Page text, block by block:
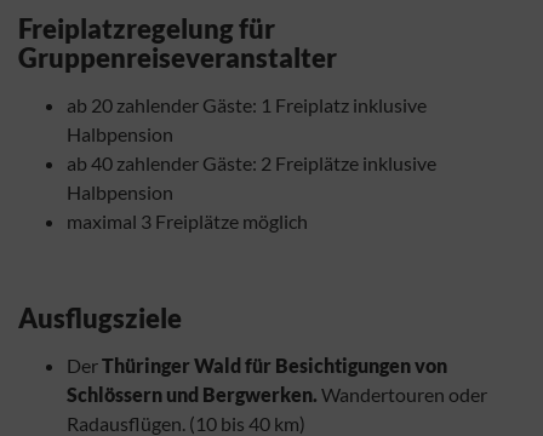
Freiplatzregelung für
Gruppenreiseveranstalter
ab 20 zahlender Gäste: 1 Freiplatz inklusive
Halbpension
ab 40 zahlender Gäste: 2 Freiplätze inklusive
Halbpension
maximal 3 Freiplätze möglich
Ausflugsziele
DerThüringer Wald für Besichtigungen von
Schlössern und Bergwerken. Wandertouren oder
Radausflügen. (10 bis 40 km)